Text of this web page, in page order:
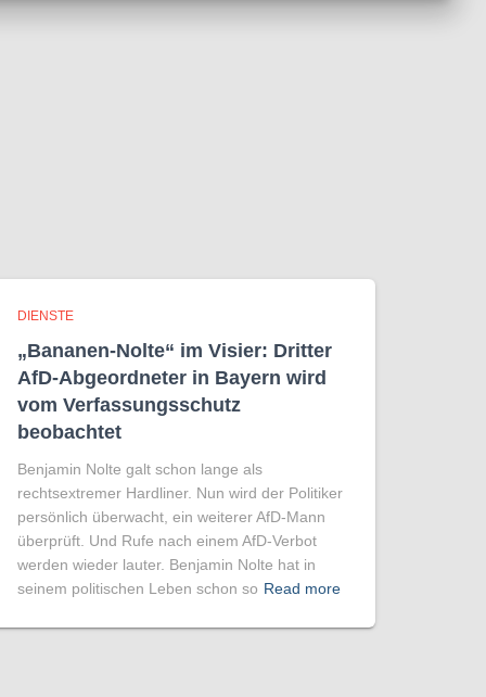
DIENSTE
„Bananen-Nolte“ im Visier: Dritter
AfD-Abgeordneter in Bayern wird
vom Verfassungsschutz
beobachtet
Benjamin Nolte galt schon lange als
rechtsextremer Hardliner. Nun wird der Politiker
persönlich überwacht, ein weiterer AfD-Mann
überprüft. Und Rufe nach einem AfD-Verbot
werden wieder lauter. Benjamin Nolte hat in
seinem politischen Leben schon so Read more